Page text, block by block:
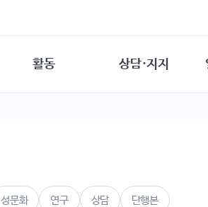
활동
생존자 역량강화
상담·지지
함께 고민하기
성문화 연구 상담 단행본